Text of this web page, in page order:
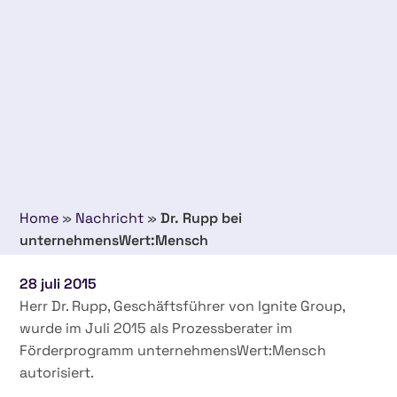
Home » Nachricht »Dr. Rupp bei
unternehmensWert:Mensch
28 juli 2015
Herr Dr. Rupp, Geschäftsführer von Ignite Group,
wurde im Juli 2015 als Prozessberater im
Förderprogramm unternehmensWert:Mensch
autorisiert.